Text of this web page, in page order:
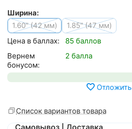
Ширина:
1.60" (42 мм)
1.85" (47 мм)
Цена в баллах:
85 баллов
Вернем
бонусом:
2 балла
Отложить
Список вариантов товара